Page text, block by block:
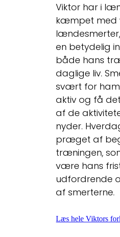
Viktor har i
kæmpet med
en betydelig
både hans
daglige liv.
svært for
aktiv og få
af de
nyder.
præget af
træningen,
være hans
udfordrende
af smerterne.
Læs hele Viktors